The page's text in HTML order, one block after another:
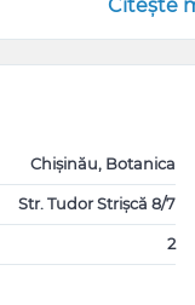
Citeşte
Chișinău, Botanica
Str. Tudor Strișcă 8/7
2